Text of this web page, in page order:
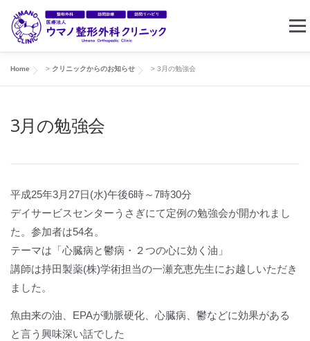
メ
ホーム クリニック案内
訪問リハビリ
Home > クリニックからのお知らせ > 3月の勉強会
3月の勉強会
平成25年3月27日(水)午後6時～7時30分
デイサービスセンターうさぎにて定例の勉強会が開かれまし
た。参加者は54名。
テーマは「心臓病と鬱病・２つの心に効く油」
講師は持田製薬(株)学術担当の一瀬充恵先生にお越しいただき
ました。
魚由来の油、EPAが動脈硬化、心臓病、鬱などに効果がある
と言う興味深い話でした